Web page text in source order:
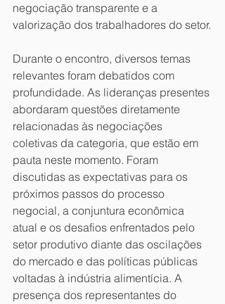
negociação transparente e a
valorização dos trabalhadores do setor.
Durante o encontro, diversos temas
relevantes foram debatidos com
profundidade. As lideranças presentes
abordaram questões diretamente
relacionadas às negociações
coletivas da categoria, que estão em
pauta neste momento. Foram
discutidas as expectativas para os
próximos passos do processo
negocial, a conjuntura econômica
atual e os desafios enfrentados pelo
setor produtivo diante das oscilações
do mercado e das políticas públicas
voltadas à indústria alimentícia. A
presença dos representantes do